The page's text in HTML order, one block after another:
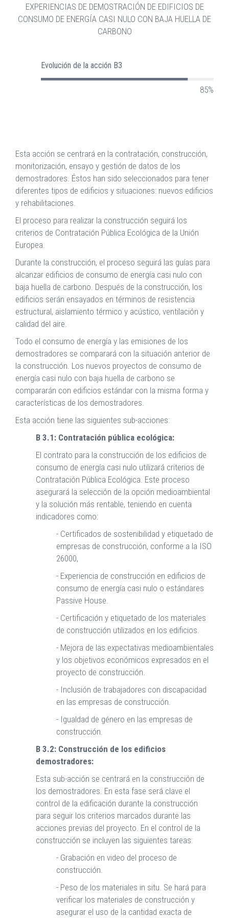
EXPERIENCIAS DE DEMOSTRACIÓN DE EDIFICIOS DE
CONSUMO DE ENERGÍA CASI NULO CON BAJA HUELLA DE
CARBONO
Evolución de la acción B3
85%
Esta acción se centrará en la contratación, construcción,
monitorización, ensayo y gestión de datos de los
demostradores. Éstos han sido seleccionados para tener
diferentes tipos de edificios y situaciones: nuevos edificios
y rehabilitaciones.
El proceso para realizar la construcción seguirá los
criterios de Contratación Pública Ecológica de la Unión
Europea.
Durante la construcción, el proceso seguirá las guías para
alcanzar edificios de consumo de energía casi nulo con
baja huella de carbono. Después de la construcción, los
edificios serán ensayados en términos de resistencia
estructural, aislamiento térmico y acústico, ventilación y
calidad del aire.
Todo el consumo de energía y las emisiones de los
demostradores se comparará con la situación anterior de
la construcción. Los nuevos proyectos de consumo de
energía casi nulo con baja huella de carbono se
compararán con edificios estándar con la misma forma y
características de los demostradores.
Esta acción tiene las siguientes sub-acciones:
B 3.1: Contratación pública ecológica:
El contrato para la construcción de los edificios de
consumo de energía casi nulo utilizará criterios de
Contratación Pública Ecológica. Este proceso
asegurará la selección de la opción medioambiental
y la solución más rentable, teniendo en cuenta
indicadores como:
- Certificados de sostenibilidad y etiquetado de
empresas de construcción, conforme a la ISO
26000,
- Experiencia de construcción en edificios de
consumo de energía casi nulo o estándares
Passive House.
- Certificación y etiquetado de los materiales
de construcción utilizados en los edificios.
- Mejora de las expectativas medioambientales
y los objetivos económicos expresados en el
proyecto de construcción.
- Inclusión de trabajadores con discapacidad
en las empresas de construcción.
- Igualdad de género en las empresas de
construcción.
B 3.2: Construcción de los edificios
demostradores:
Esta sub-acción se centrará en la construcción de
los demostradores. En esta fase será clave el
control de la edificación durante la construcción
para seguir los criterios marcados durante las
acciones previas del proyecto. En el control de la
construcción se incluyen las siguientes tareas:
- Grabación en video del proceso de
construcción.
- Peso de los materiales in situ. Se hará para
verificar los materiales de construcción y
asegurar el uso de la cantidad exacta de